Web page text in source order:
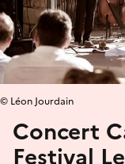
Concert
Festival
© Léon Jourdain